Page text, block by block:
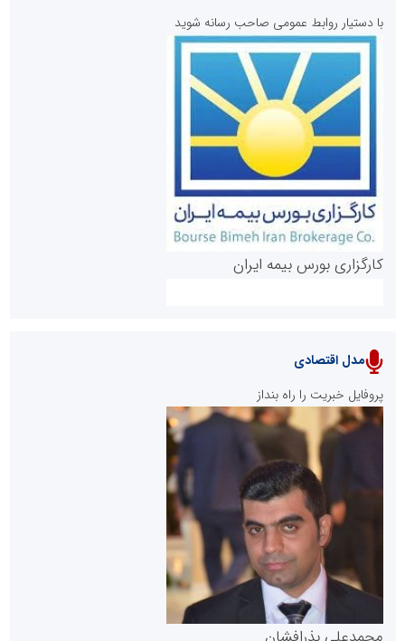
روابط عمومی خبرگزاری گزارش خبر
پایگاه خبری نهضت ملی مسکن
پایگاه خبری گفتمان یزد
با دستیار روابط عمومی صاحب رسانه شوید
کارگزاری بورس بیمه ایران
سازمان بورس و اوراق بهادار
مرجع اخبار موثق در بازارسرمایه
مدل اقتصادی
پروفایل خبریت را راه بنداز